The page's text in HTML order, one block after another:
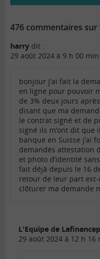
476 commentaires
harry dit :
29 août 2024 à 9 h 00 min
bonjour j’ai fait la
en ligne pour pouvoir
de 3% deux jours
disant que ma
le contrat signé et de
signé ils m’ont dit que
banque en Suisse j’ai
demandés attestation
et photo d’identité
fait déjà depuis le 16
retour de leur part
clôturer ma demande
L'Equipe de
29 août 2024 à 12 h 16